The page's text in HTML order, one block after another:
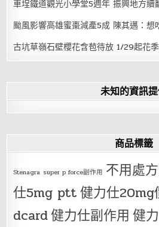
車埕鐵道觀光小學堂5週年 振興地方續
颱風影響高雄蜜棗減產5成 陳其邁：想
古坑草嶺石壁櫻花含苞待放 1/29起花
未知的資訊
商品標籤
Stenagra super p force副作用 不用處
仕5mg ptt健力仕20mg
dcard健力仕副作用 健